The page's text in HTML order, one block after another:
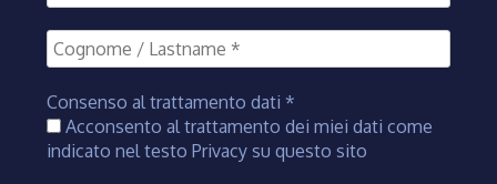
Consenso al trattamento dati *
Acconsento al trattamento dei miei dati come
indicato nel testo Privacy su questo sito